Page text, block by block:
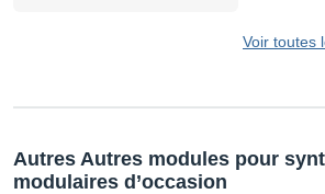
Voir toutes
Autres Autres modules pour
modulaires d’occasion